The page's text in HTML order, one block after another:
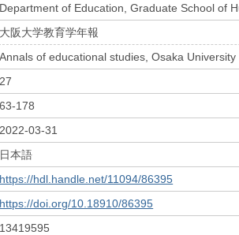
Department of Education, Graduate School of
大阪大学教育学年報
Annals of educational studies, Osaka University
27
63-178
2022-03-31
日本語
https://hdl.handle.net/11094/86395
https://doi.org/10.18910/86395
13419595